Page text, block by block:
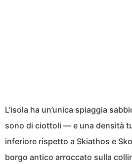
L’isola ha un’unica spiaggia
sono di ciottoli — e una densità
inferiore rispetto a Skiathos e
borgo antico arroccato sulla